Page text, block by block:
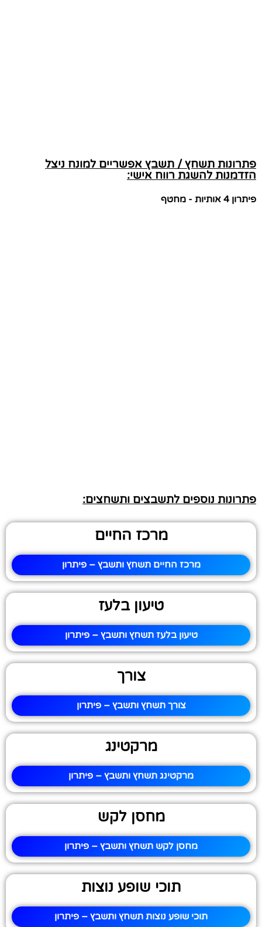
פתרונות תשחץ / תשבץ אפשריים למונח ניצל
הזדמנות להשגת רווח אישי:
פיתרון 4 אותיות - מחטף
פתרונות נוספים לתשבצים ותשחצים:
מרכז החיים
מרכז החיים תשחץ ותשבץ – פיתרון
טיעון בלעז
טיעון בלעז תשחץ ותשבץ – פיתרון
צורך
צורך תשחץ ותשבץ – פיתרון
מרקטינג
מרקטינג תשחץ ותשבץ – פיתרון
מחסן לקש
מחסן לקש תשחץ ותשבץ – פיתרון
תוכי שופע נוצות
תוכי שופע נוצות תשחץ ותשבץ – פיתרון